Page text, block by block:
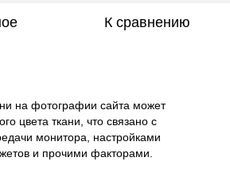
К сравнению
на фотографии сайта может
цвета ткани, что связано с
монитора, настройками
и прочими факторами.